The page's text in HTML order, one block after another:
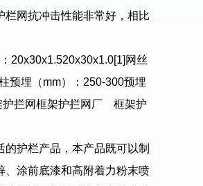
网抗冲击性能非常好，相比
20x30x1.520x30x1.0[1]网丝
预埋（mm）：250-300预埋
护拦网框架护拦网厂 框架护
护栏产品，本产品既可以制
、涂前底漆和高附着力粉末喷